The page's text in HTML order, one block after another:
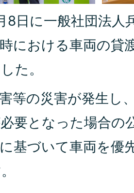
8日に一般社団法人
における車両の貸
た。
等の災害が発生し
要となった場合の
基づいて車両を優